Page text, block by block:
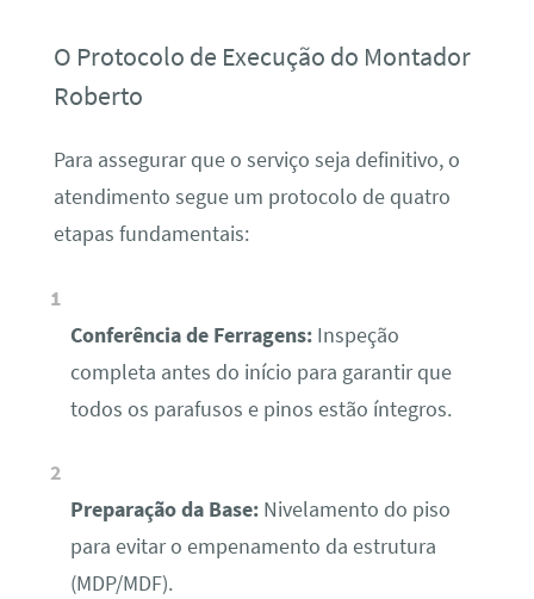
O Protocolo de Execução do Montador
Roberto
Para assegurar que o serviço seja definitivo, o
atendimento segue um protocolo de quatro
etapas fundamentais:
Conferência de Ferragens:Inspeção
completa antes do início para garantir que
todos os parafusos e pinos estão íntegros.
Preparação da Base:Nivelamento do piso
para evitar o empenamento da estrutura
(MDP/MDF).